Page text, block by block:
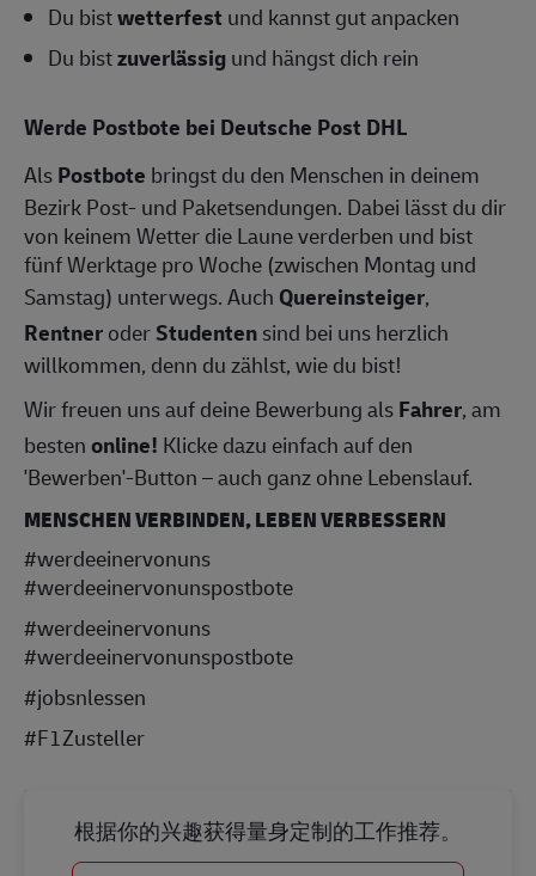
Du bistwetterfest und kannst gut anpacken
Du bistzuverlässigund hängst dich rein
Werde Postbote bei Deutsche Post DHL
AlsPostbote bringst du den Menschen in deinem
Bezirk Post- und Paketsendungen. Dabei lässt du dir
von keinem Wetter die Laune verderben und bist
fünf Werktage pro Woche (zwischen Montag und
Samstag) unterwegs. Auch Quereinsteiger,
RentneroderStudentensind bei uns herzlich
willkommen, denn du zählst, wie du bist!
Wir freuen uns auf deine Bewerbung alsFahrer, am
bestenonline! Klicke dazu einfach auf den
'Bewerben'-Button – auch ganz ohne Lebenslauf.
MENSCHEN VERBINDEN, LEBEN VERBESSERN
#werdeeinervonuns
#werdeeinervonunspostbote
#werdeeinervonuns
#werdeeinervonunspostbote
#jobsnlessen
#F1Zusteller
根据你的兴趣获得量身定制的工作推荐。